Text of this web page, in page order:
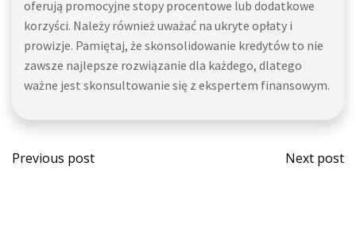
oferują promocyjne stopy procentowe lub dodatkowe
korzyści. Należy również uważać na ukryte opłaty i
prowizje. Pamiętaj, że skonsolidowanie kredytów to nie
zawsze najlepsze rozwiązanie dla każdego, dlatego
ważne jest skonsultowanie się z ekspertem finansowym.
Post
Previous post
Post
Next post